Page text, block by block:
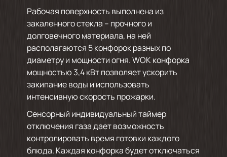
Рабочая поверхность выполнена из
закаленного стекла – прочного и
долговечного материала, на ней
располагаются 5 конфорок разных по
диаметру и мощности огня. WOK конфорка
мощностью 3,4 кВт позволяет ускорить
закипание воды и использовать
интенсивную скорость прожарки.
Сенсорный индивидуальный таймер
отключения газа дает возможность
контролировать время готовки каждого
блюда. Каждая конфорка будет отключаться